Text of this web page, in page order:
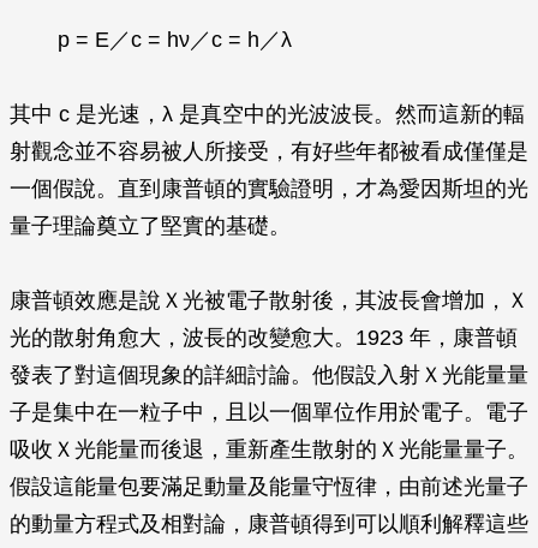
p = E／c = hν／c = h ／λ
其中 c 是光速， λ 是真空中的光波波長。然而這新的輻
射觀念並不容易被人所接受，有好些年都被看成僅僅是
一個假說。直到康普頓的實驗證明，才為愛因斯坦的光
量子理論奠立了堅實的基礎。
康普頓效應是說Ｘ光被電子散射後，其波長會增加，Ｘ
光的散射角愈大，波長的改變愈大。1923 年，康普頓
發表了對這個現象的詳細討論。他假設入射Ｘ光能量量
子是集中在一粒子中，且以一個單位作用於電子。電子
吸收Ｘ光能量而後退，重新產生散射的Ｘ光能量量子。
假設這能量包要滿足動量及能量守恆律，由前述光量子
的動量方程式及相對論，康普頓得到可以順利解釋這些